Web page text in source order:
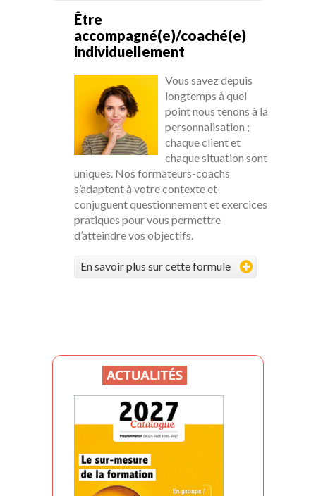
Être
accompagné(e)/coaché(e)
individuellement
Vous savez depuis
longtemps à quel
point nous tenons à la
personnalisation ;
chaque client et
chaque situation sont
uniques. Nos formateurs-coachs
s’adaptent à votre contexte et
conjuguent questionnement et exercices
pratiques pour vous permettre
d’atteindre vos objectifs.
En savoir plus sur cette formule